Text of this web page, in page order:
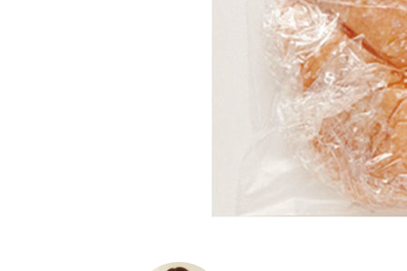
ョ
ナ
ル
「
み
ん
な
の
き
ょ
う
の